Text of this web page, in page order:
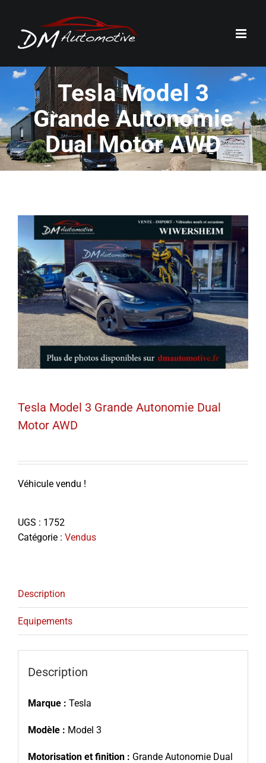
contenu
Tesla Model 3
Grande Autonomie
Dual Motor AWD
Tesla Model 3 Grande Autonomie Dual
Motor AWD
Véhicule vendu !
UGS : 1752
Catégorie : Vendus
Description
Equipements
Description
Marque : Tesla
Modèle : Model 3
Motorisation et finition : Grande Autonomie Dual